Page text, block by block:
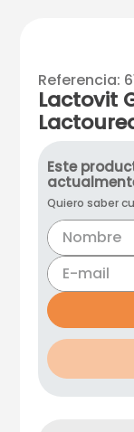
Referencia:
Lactovit
Este
Quiero saber